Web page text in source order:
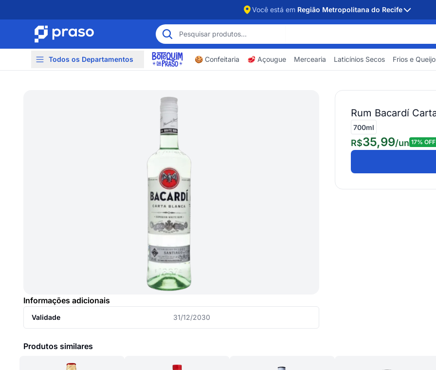
Você está em Região Metropolitana do Recife
Todos os Departamentos 🍪 Confeitaria 🥩 Açougue Mercearia Laticínios Secos Frios e
Informações adicionais
Validade 31/12/2030
700ml
Rum Bacardí
R$35,99/un 17% OFF
Produtos similares